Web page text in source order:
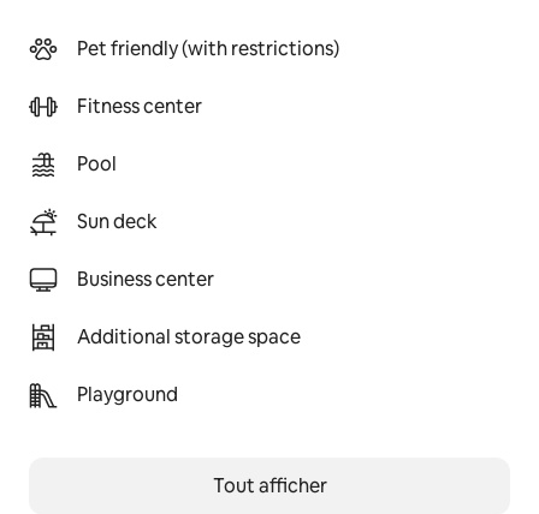
Pet friendly (with restrictions)
Fitness center
Pool
Sun deck
Business center
Additional storage space
Playground
Tout afficher